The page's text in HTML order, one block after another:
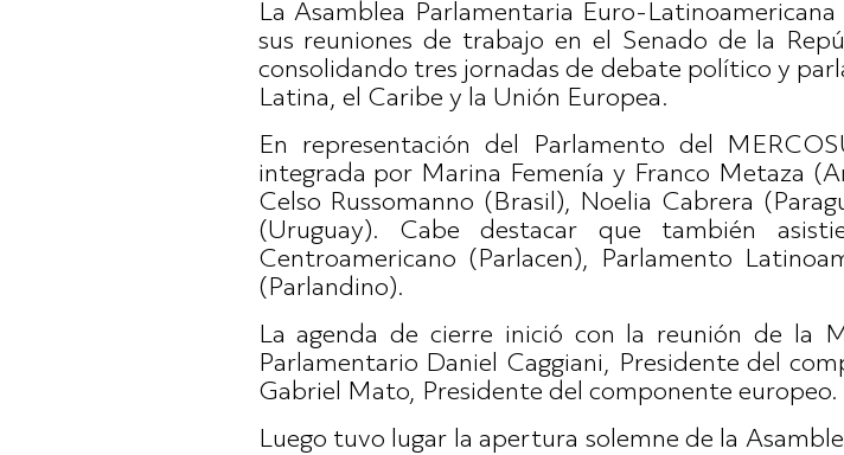
La Asamblea Parlamentaria Euro-
sus reuniones de trabajo en el Senado de la
consolidando tres jornadas de debate político y
Latina, el Caribe y la Unión Europea.
En representación del Parlamento del
integrada por Marina Femenía y Franco Metaza
Celso Russomanno (Brasil), Noelia Cabrera
(Uruguay). Cabe destacar que también
Centroamericano (Parlacen), Parlamento
(Parlandino).
La agenda de cierre inició con la reunión de la
Parlamentario Daniel Caggiani, Presidente del
Gabriel Mato, Presidente del componente europeo.
Luego tuvo lugar la apertura solemne de la